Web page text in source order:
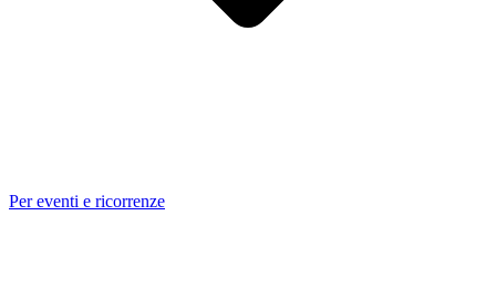
Per eventi e ricorrenze